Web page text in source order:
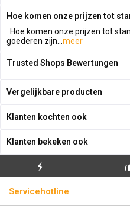
Hoe komen onze prijzen tot
Hoe komen onze prijzen tot
goederen zijn... meer
Trusted Shops Bewertungen
Vergelijkbare producten
Klanten kochten ook
Klanten bekeken ook
BLIKSEMVERZENDING
Servicehotline